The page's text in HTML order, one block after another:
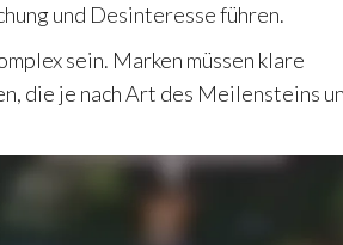
und Desinteresse führen.
sein. Marken müssen klare
die je nach Art des Meilensteins